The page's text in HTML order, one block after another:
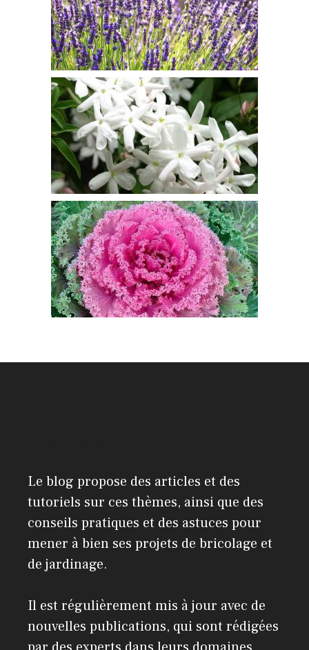
Le blog propose des articles et des
tutoriels sur ces thèmes, ainsi que des
conseils pratiques et des astuces pour
mener à bien ses projets de bricolage et
de jardinage.
Il est régulièrement mis à jour avec de
nouvelles publications, qui sont rédigées